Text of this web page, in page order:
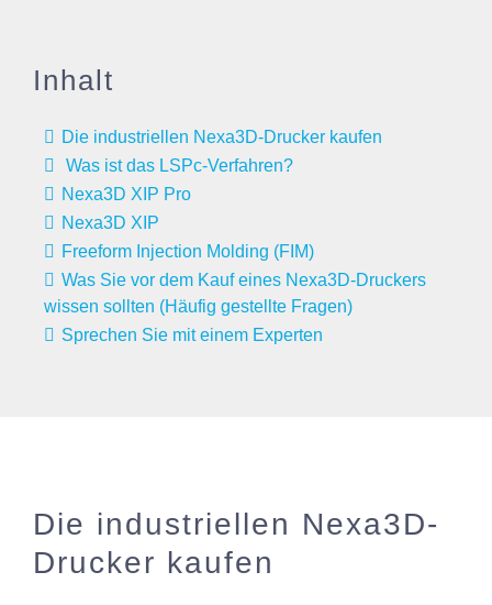
Inhalt
Die industriellen Nexa3D-Drucker kaufen
Was ist das LSPc-Verfahren?
Nexa3D XIP Pro
Nexa3D XIP
Freeform Injection Molding (FIM)
Was Sie vor dem Kauf eines Nexa3D-Druckers
wissen sollten (Häufig gestellte Fragen)
Sprechen Sie mit einem Experten
Die industriellen Nexa3D-
Drucker kaufen